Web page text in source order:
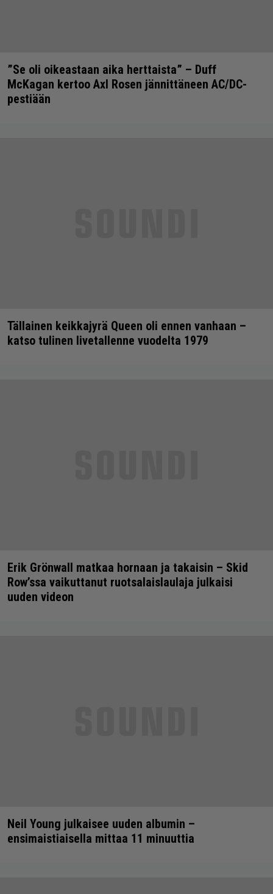
”Se oli oikeastaan aika herttaista” – Duff
McKagan kertoo Axl Rosen jännittäneen AC/DC-
pestiään
Tällainen keikkajyrä Queen oli ennen vanhaan –
katso tulinen livetallenne vuodelta 1979
Erik Grönwall matkaa hornaan ja takaisin – Skid
Row’ssa vaikuttanut ruotsalaislaulaja julkaisi
uuden videon
Neil Young julkaisee uuden albumin –
ensimaistiaisella mittaa 11 minuuttia